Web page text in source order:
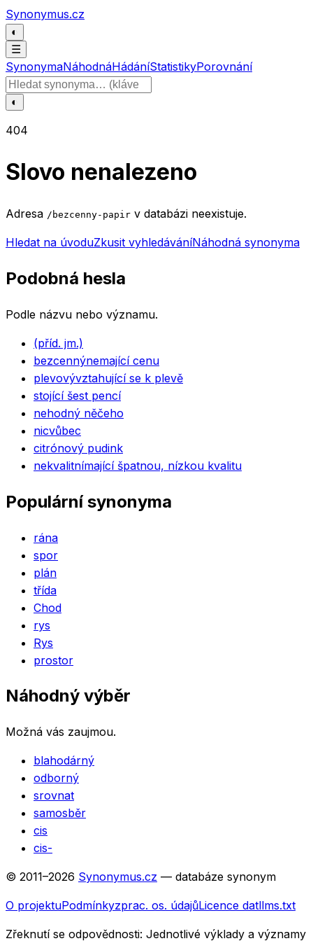
Přeskočit na obsah
Synonymus.cz
◐
☰
SynonymaNáhodnáHádáníStatistikyPorovnání
Hledat slovo
◐
404
Slovo nenalezeno
Adresa /bezcenny-papir v databázi neexistuje.
Hledat na úvoduZkusit vyhledáváníNáhodná synonyma
Podobná hesla
Podle názvu nebo významu.
(příd. jm.)
bezcennýnemající cenu
plevovývztahující se k plevě
stojící šest pencí
nehodný něčeho
nicvůbec
citrónový pudink
nekvalitnímající špatnou, nízkou kvalitu
Populární synonyma
rána
spor
plán
třída
Chod
rys
Rys
prostor
Náhodný výběr
Možná vás zaujmou.
blahodárný
odborný
srovnat
samosběr
cis
cis-
© 2011–2026 Synonymus.cz — databáze synonym
O projektuPodmínkyzprac. os. údajůLicence datllms.txt
Zřeknutí se odpovědnosti: Jednotlivé výklady a významy